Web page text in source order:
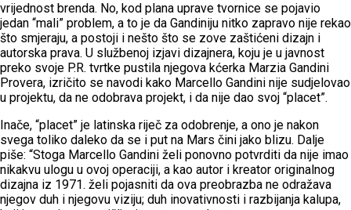
vrijednost brenda. No, kod plana uprave tvornice se pojavio
jedan “mali” problem, a to je da Gandiniju nitko zapravo nije rekao
što smjeraju, a postoji i nešto što se zove zaštićeni dizajn i
autorska prava. U službenoj izjavi dizajnera, koju je u javnost
preko svoje P.R. tvrtke pustila njegova kćerka Marzia Gandini
Provera, izričito se navodi kako Marcello Gandini nije sudjelovao
u projektu, da ne odobrava projekt, i da nije dao svoj “placet”.
Inače, “placet” je latinska riječ za odobrenje, a ono je nakon
svega toliko daleko da se i put na Mars čini jako blizu. Dalje
piše: “Stoga Marcello Gandini želi ponovno potvrditi da nije imao
nikakvu ulogu u ovoj operaciji, a kao autor i kreator originalnog
dizajna iz 1971. želi pojasniti da ova preobrazba ne odražava
njegov duh i njegovu viziju; duh inovativnosti i razbijanja kalupa,